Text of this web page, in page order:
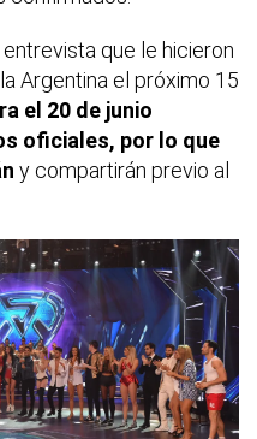
que le hicieron
Argentina el próximo 15
el 20 de junio
oficiales, por lo que
y compartirán previo al